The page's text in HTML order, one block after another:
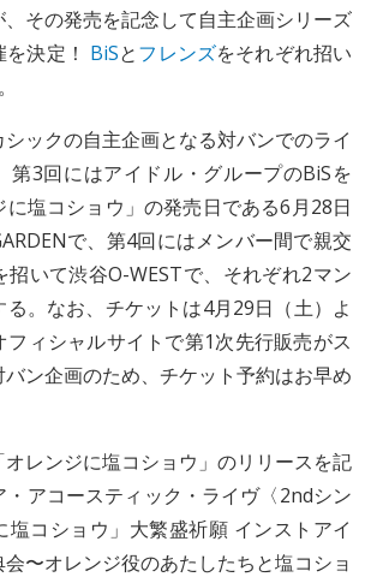
、その発売を記念して自主企画シリーズ
を決定！ BiSとフレンズをそれぞれ招い
シックの自主企画となる対バンでのライ
第3回にはアイドル・グループのBiSを
塩コショウ」の発売日である6月28日
で、第4回にはメンバー間で親交
招いて渋谷O-WESTで、それぞれ2マン
る。なお、チケットは4月29日（土）よ
フィシャルサイトで第1次先行販売がス
ン企画のため、チケット予約はお早め
オレンジに塩コショウ」のリリースを記
アコースティック・ライヴ〈2ndシン
塩コショウ」大繁盛祈願 インストアイ
〜オレンジ役のあたしたちと塩コショ